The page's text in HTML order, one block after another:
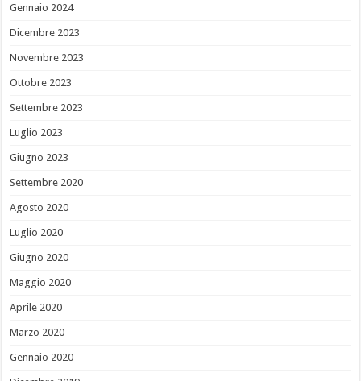
Gennaio 2024
Dicembre 2023
Novembre 2023
Ottobre 2023
Settembre 2023
Luglio 2023
Giugno 2023
Settembre 2020
Agosto 2020
Luglio 2020
Giugno 2020
Maggio 2020
Aprile 2020
Marzo 2020
Gennaio 2020